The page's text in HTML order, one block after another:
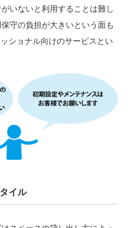
いないと利用することは難し
守の負担が大きいという面も
ショナル向けのサービスとい
イル